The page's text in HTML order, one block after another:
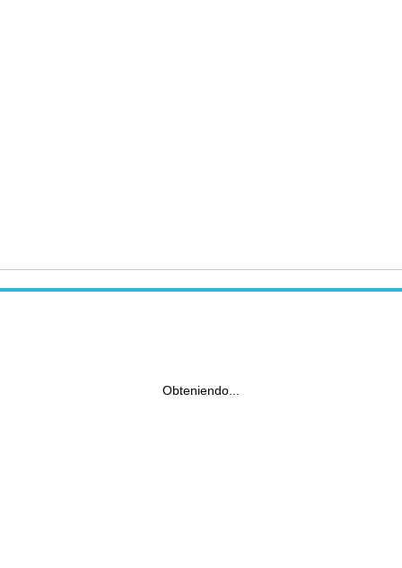
Obteniendo...